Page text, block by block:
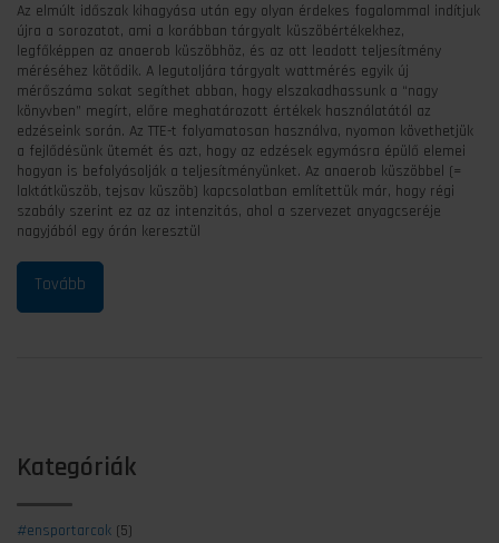
Az elmúlt időszak kihagyása után egy olyan érdekes fogalommal indítjuk
újra a sorozatot, ami a korábban tárgyalt küszöbértékekhez,
legfőképpen az anaerob küszöbhöz, és az ott leadott teljesítmény
méréséhez kötődik. A legutoljára tárgyalt wattmérés egyik új
mérőszáma sokat segíthet abban, hogy elszakadhassunk a “nagy
könyvben” megírt, előre meghatározott értékek használatától az
edzéseink során. Az TTE-t folyamatosan használva, nyomon követhetjük
a fejlődésünk ütemét és azt, hogy az edzések egymásra épülő elemei
hogyan is befolyásolják a teljesítményünket. Az anaerob küszöbbel (=
laktátküszöb, tejsav küszöb) kapcsolatban említettük már, hogy régi
szabály szerint ez az az intenzitás, ahol a szervezet anyagcseréje
nagyjából egy órán keresztül
Kategóriák
#ensportarcok (5)